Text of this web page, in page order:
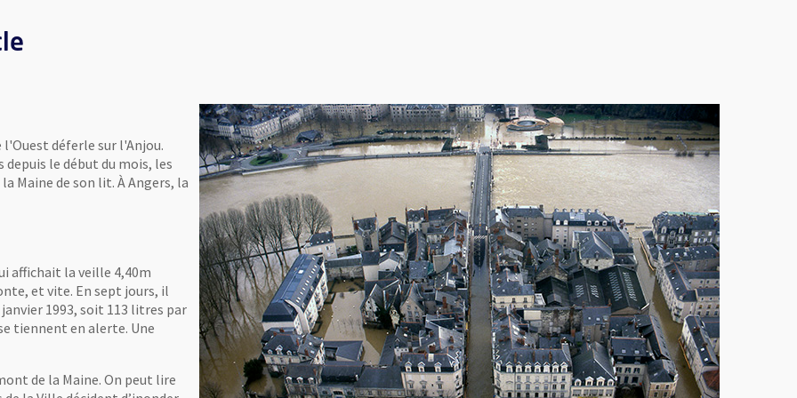
déferle sur l'Anjou.
le début du mois, les
Maine de son lit. À Angers, la
affichait la veille 4,40m
et vite. En sept jours, il
1993, soit 113 litres par
tiennent en alerte. Une
de la Maine. On peut lire